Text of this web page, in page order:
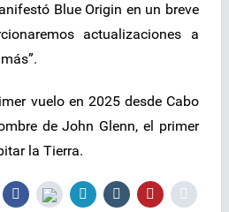
Blue Origin en un breve
actualizaciones a
vuelo en 2025 desde Cabo
de John Glenn, el primer
la Tierra.